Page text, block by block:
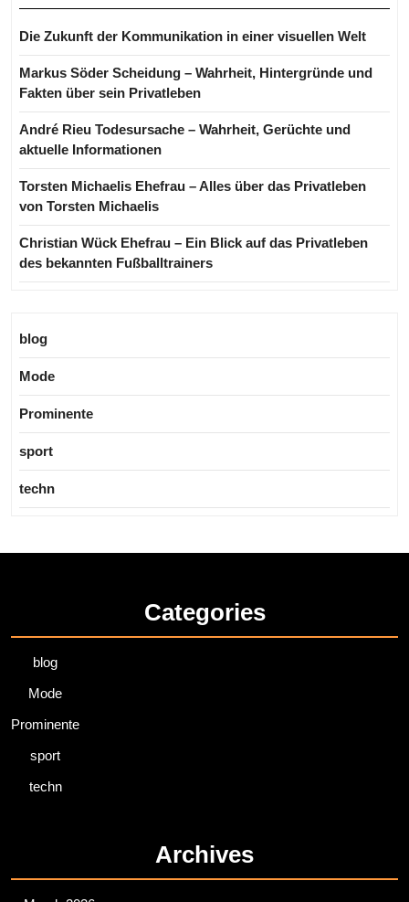
Die Zukunft der Kommunikation in einer visuellen Welt
Markus Söder Scheidung – Wahrheit, Hintergründe und
Fakten über sein Privatleben
André Rieu Todesursache – Wahrheit, Gerüchte und
aktuelle Informationen
Torsten Michaelis Ehefrau – Alles über das Privatleben
von Torsten Michaelis
Christian Wück Ehefrau – Ein Blick auf das Privatleben
des bekannten Fußballtrainers
blog
Mode
Prominente
sport
techn
Categories
blog
Mode
Prominente
sport
techn
Archives